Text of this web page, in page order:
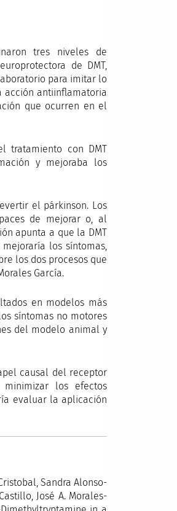
tres niveles de
de DMT,
para imitar lo
acción antiinflamatoria
que ocurren en el
tratamiento con DMT
y mejoraba los
el párkinson. Los
de mejorar o, al
apunta a que la DMT
los síntomas,
los dos procesos que
García.
en modelos más
síntomas no motores
del modelo animal y
causal del receptor
los efectos
evaluar la aplicación
Sandra Alonso-
José A. Morales-